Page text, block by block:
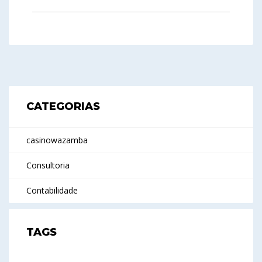
CATEGORIAS
casinowazamba
Consultoria
Contabilidade
TAGS